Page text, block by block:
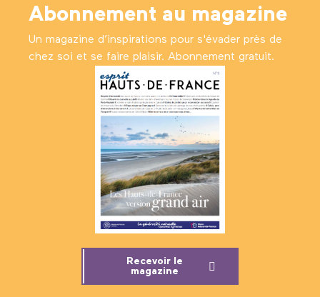
Abonnement au magazine
Un magazine d’inspirations pour s'évader près de
chez soi et se faire plaisir. Abonnement gratuit.
Recevoir le
magazine